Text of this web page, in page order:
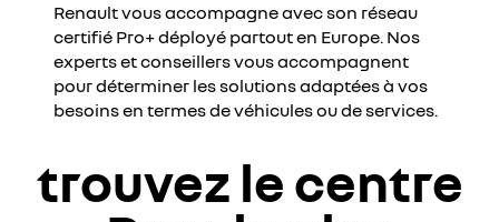
Renault vous accompagne avec son réseau
certifié Pro+ déployé partout en Europe. Nos
experts et conseillers vous accompagnent
pour déterminer les solutions adaptées à vos
besoins en termes de véhicules ou de services.
trouvez le centre